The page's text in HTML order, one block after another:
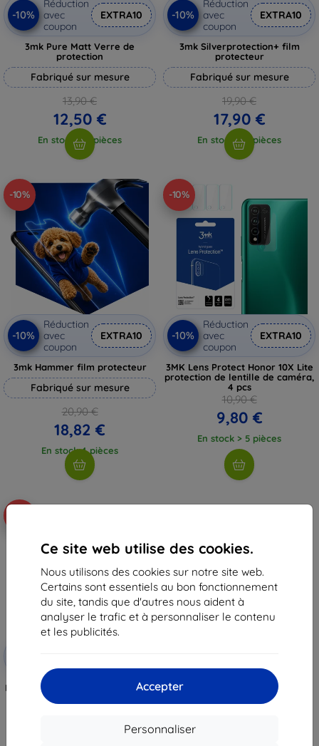
Ce site web utilise des cookies.
Nous utilisons des cookies sur notre site web.
Certains sont essentiels au bon fonctionnement
du site, tandis que d'autres nous aident à
analyser le trafic et à personnaliser le contenu
et les publicités.
Accepter
Personnaliser
-10%
Réduction
avec
coupon
EXTRA10
3mk Pure Matt Verre de
protection
Fabriqué sur mesure
13,90 €
12,50 €
En stock > 5 pièces
-10%
Réduction
avec
coupon
EXTRA10
3mk Silverprotection+ film
protecteur
Fabriqué sur mesure
19,90 €
17,90 €
En stock > 5 pièces
-10%
-10%
Réduction
avec
coupon
EXTRA10
3mk Hammer film protecteur
Fabriqué sur mesure
20,90 €
18,82 €
En stock 4 pièces
-10%
-10%
Réduction
avec
coupon
EXTRA10
3MK Lens Protect Honor 10X Lite
protection de lentille de caméra,
4 pcs
10,90 €
9,80 €
En stock > 5 pièces
coupon
Film intégral 3MK ARC+ FS Honor